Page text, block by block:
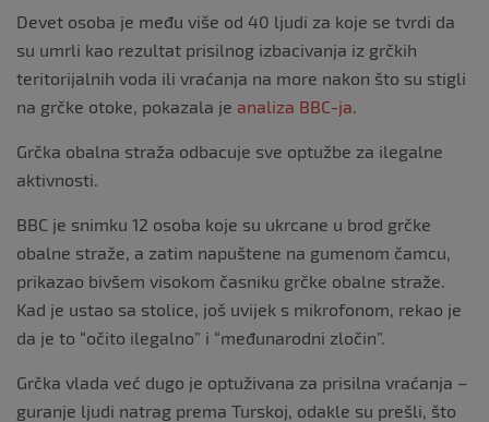
Devet osoba je među više od 40 ljudi za koje se tvrdi da
su umrli kao rezultat prisilnog izbacivanja iz grčkih
teritorijalnih voda ili vraćanja na more nakon što su stigli
na grčke otoke, pokazala je analiza BBC-ja
Grčka obalna straža odbacuje sve optužbe za ilegalne
aktivnosti.
BBC je snimku 12 osoba koje su ukrcane u brod grčke
obalne straže, a zatim napuštene na gumenom čamcu,
prikazao bivšem visokom časniku grčke obalne straže.
Kad je ustao sa stolice, još uvijek s mikrofonom, rekao je
da je to “očito ilegalno” i “međunarodni zločin”.
Grčka vlada već dugo je optuživana za prisilna vraćanja –
guranje ljudi natrag prema Turskoj, odakle su prešli, što